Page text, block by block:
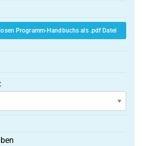
Programm-Handbuchs als .pdf Datei